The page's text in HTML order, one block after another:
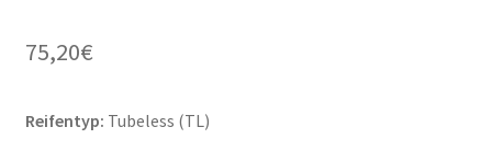
75,20€
Reifentyp: Tubeless (TL)